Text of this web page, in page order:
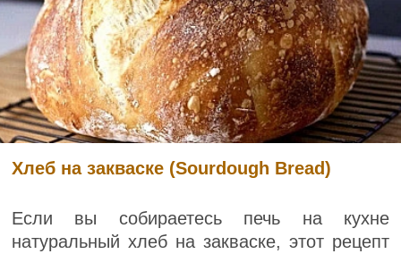
Хлеб на закваске (Sourdough Bread)
Если вы собираетесь печь на кухне
натуральный хлеб на закваске, этот рецепт